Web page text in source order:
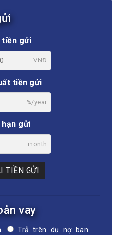
tiền gửi
VNĐ
tiền gửi
%/year
hạn gửi
month
TIỀN GỬI
vay
Trả trên dư nợ ban